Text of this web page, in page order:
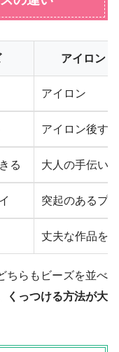
アイロン
アイロン
アイロン後す
る 大人の手伝い
突起のあるプ
丈夫な作品を
ちらもビーズを並べ
くっつける方法が大